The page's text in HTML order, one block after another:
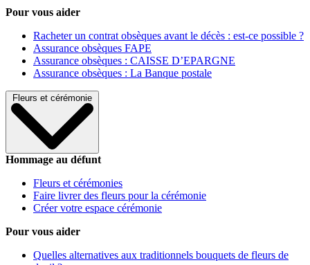
Pour vous aider
Racheter un contrat obsèques avant le décès : est-ce possible ?
Assurance obsèques FAPE
Assurance obsèques : CAISSE D’EPARGNE
Assurance obsèques : La Banque postale
Fleurs et cérémonie
Hommage au défunt
Fleurs et cérémonies
Faire livrer des fleurs pour la cérémonie
Créer votre espace cérémonie
Pour vous aider
Quelles alternatives aux traditionnels bouquets de fleurs de